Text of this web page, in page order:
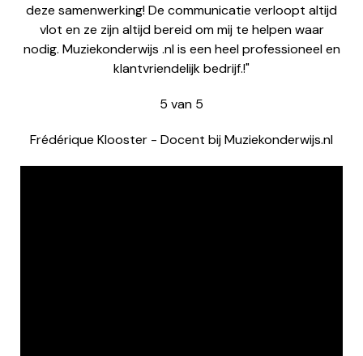
deze samenwerking! De communicatie verloopt altijd
vlot en ze zijn altijd bereid om mij te helpen waar
nodig. Muziekonderwijs .nl is een heel professioneel en
klantvriendelijk bedrijf.!"
5 van 5
Frédérique Klooster - Docent bij Muziekonderwijs.nl